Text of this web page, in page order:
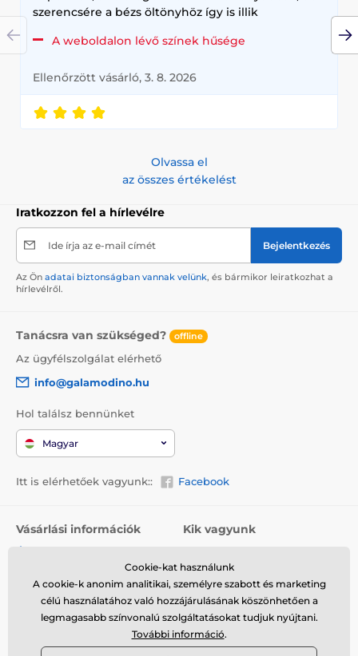
szerencsére a bézs öltönyhöz így is illik
A weboldalon lévő színek hűsége
Ellenőrzött vásárló, 3. 8. 2026
Olvassa el
az összes értékelést
Iratkozzon fel a hírlevélre
Ide írja az e-mail címét Bejelentkezés
Az Ön adatai biztonságban vannak velünk, és bármikor leiratkozhat a
hírlevélről.
Tanácsra van szükséged? offline
Az ügyfélszolgálat elérhető
info@galamodino.hu
Hol találsz bennünket
Magyar
Itt is elérhetőek vagyunk:: Facebook
Vásárlási információk
Szállítás
Visszaküldés és reklamáció
Kik vagyunk
Elérhetőségek
Együttműködés a
Galamodinóval
Cookie-kat használunk
A cookie-k anonim analitikai, személyre szabott és marketing
célú használatához való hozzájárulásának köszönhetően a
legmagasabb színvonalú szolgáltatásokat tudjuk nyújtani.
További információ.